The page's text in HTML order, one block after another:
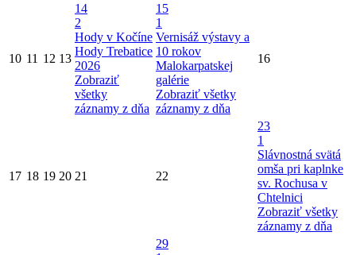
10 11 12 13
14
2
Hody v Kočíne
Hody Trebatice
2026
Zobraziť
všetky
záznamy z dňa
15
1
Vernisáž výstavy a
10 rokov
Malokarpatskej
galérie
Zobraziť všetky
záznamy z dňa
16
17 18 19 20 21 22
23
1
Slávnostná svätá
omša pri kaplnke
sv. Rochusa v
Chtelnici
Zobraziť všetky
záznamy z dňa
29